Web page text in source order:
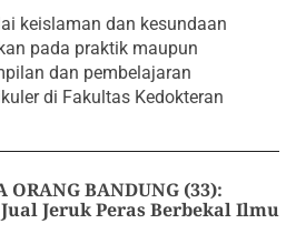
keislaman dan kesundaan
pada praktik maupun
dan pembelajaran
di Fakultas Kedokteran
ORANG BANDUNG (33):
Jeruk Peras Berbekal Ilmu